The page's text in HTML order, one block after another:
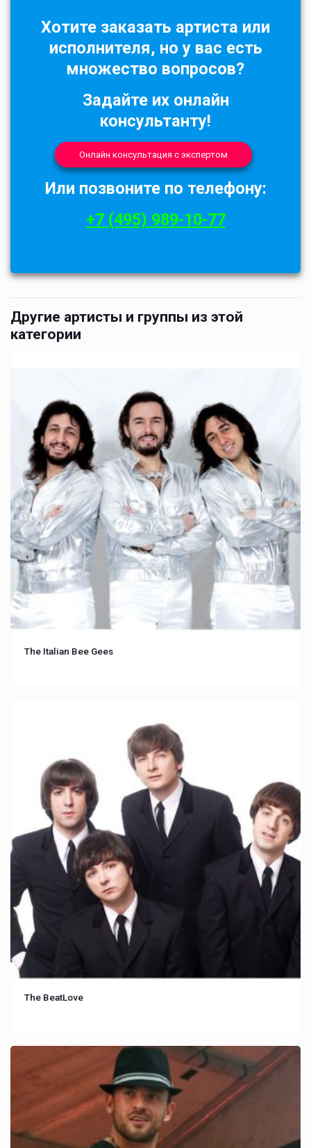
Хотите заказать артиста или
исполнителя, но у вас есть
множество вопросов?
Задайте их онлайн
консультанту!
Онлайн консультация с экспертом
Или позвоните по телефону:
+7 (495) 989-10-77
Другие артисты и группы из этой
категории
The Italian Bee Gees
The BeatLove